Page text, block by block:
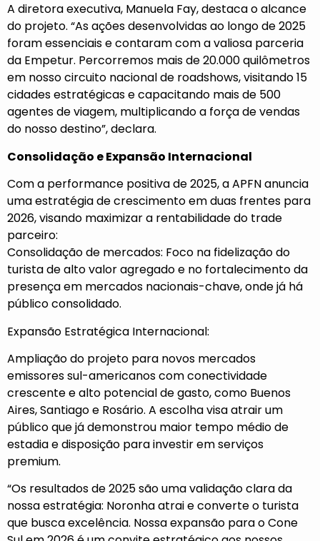
A diretora executiva, Manuela Fay, destaca o alcance
do projeto. “As ações desenvolvidas ao longo de 2025
foram essenciais e contaram com a valiosa parceria
da Empetur. Percorremos mais de 20.000 quilômetros
em nosso circuito nacional de roadshows, visitando 15
cidades estratégicas e capacitando mais de 500
agentes de viagem, multiplicando a força de vendas
do nosso destino”, declara.
Consolidação e Expansão Internacional
Com a performance positiva de 2025, a APFN anuncia
uma estratégia de crescimento em duas frentes para
2026, visando maximizar a rentabilidade do trade
parceiro:
Consolidação de mercados: Foco na fidelização do
turista de alto valor agregado e no fortalecimento da
presença em mercados nacionais-chave, onde já há
público consolidado.
Expansão Estratégica Internacional:
Ampliação do projeto para novos mercados
emissores sul-americanos com conectividade
crescente e alto potencial de gasto, como Buenos
Aires, Santiago e Rosário. A escolha visa atrair um
público que já demonstrou maior tempo médio de
estadia e disposição para investir em serviços
premium.
“Os resultados de 2025 são uma validação clara da
nossa estratégia: Noronha atrai e converte o turista
que busca excelência. Nossa expansão para o Cone